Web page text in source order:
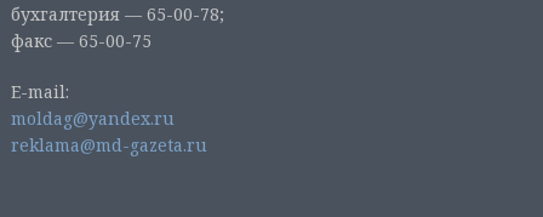
бухгалтерия — 65-00-78;
факс — 65-00-75
E-mail:
moldag@yandex.ru
reklama@md-gazeta.ru